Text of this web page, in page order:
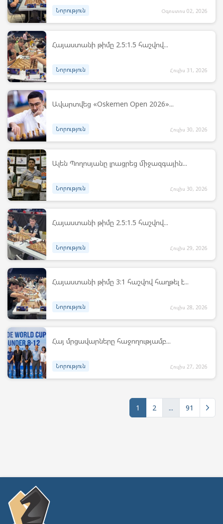
Նորություն Օգոստոս 02, 2026
Հայաստանի թիմը 2.5:1.5 հաշվով...
Նորություն Հուլիս 31, 2026
Ավարտվեց «Oskemen Open 2026»...
Նորություն Հուլիս 30, 2026
Ալեն Պողոսյանը լրացրեց միջազգային...
Նորություն Հուլիս 30, 2026
Հայաստանի թիմը 2.5:1.5 հաշվով...
Նորություն Հուլիս 29, 2026
Հայաստանի թիմը 3:1 հաշվով հաղթել է...
Նորություն Հուլիս 28, 2026
Հայ մրցավարները հաջողությամբ...
Նորություն Հուլիս 27, 2026
1 2 ... 91